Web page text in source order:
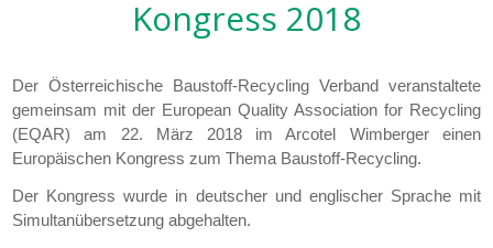
Kongress 2018
Der Österreichische Baustoff-Recycling Verband veranstaltete
gemeinsam mit der European Quality Association for Recycling
(EQAR) am 22. März 2018 im Arcotel Wimberger einen
Europäischen Kongress zum Thema Baustoff-Recycling.
Der Kongress wurde in deutscher und englischer Sprache mit
Simultanübersetzung abgehalten.